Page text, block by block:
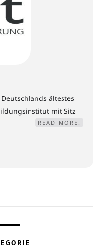
ältestes
mit Sitz
READ MORE.